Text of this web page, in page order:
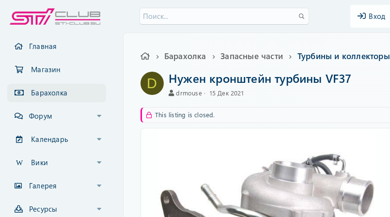
Вход
Главная
Магазин
Барахолка
Форум
Календарь
Вики
Галерея
Ресурсы
Барахолка Запасные части Турбины и коллекторы
D Нужен кронштейн турбины VF37
А
о
drmouse
C
a
e
15 Дек 2021
This listing is closed.